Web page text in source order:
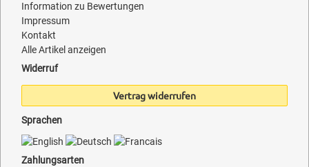
Information zu Bewertungen
Impressum
Kontakt
Alle Artikel anzeigen
Widerruf
Vertrag widerrufen
Sprachen
Zahlungsarten